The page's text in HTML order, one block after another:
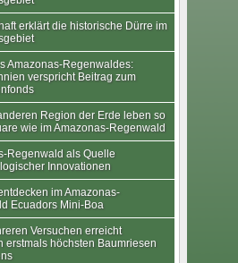
erklärt die historische Dürre im
Amazonas-Regenwaldes:
verspricht Beitrag zum
Region der Erde leben so
wie im Amazonas-Regenwald
Regenwald als Quelle
Innovationen
im Amazonas-
Ecuadors Mini-Boa
Versuchen erreicht
erstmals höchsten Baumriesen